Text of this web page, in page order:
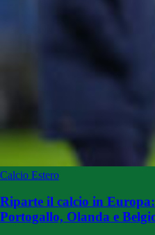
Calcio Estero
Riparte il calcio in
Portogallo, Olanda e